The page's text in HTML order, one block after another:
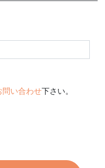
問い合わせ 下さい。